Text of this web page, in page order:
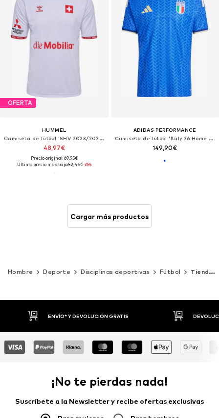
OFERTA
HUMMEL
Camiseta de fútbol 'SHV 2023/2024'
48,97€
Precio original: 69,95€
Último precio más bajo:52,46€-6%
ADIDAS PERFORMANCE
Camiseta de fútbol 'Italy 26 Home Authentic'
149,90€
Cargar más productos
Hombre Deporte Disciplinas deportivas Fútbol Tienda de fans
DEVOLUCIONES HASTA 30 DÍAS
¡No te pierdas nada!
Suscríbete a la Newsletter y recibe ofertas exclusivas